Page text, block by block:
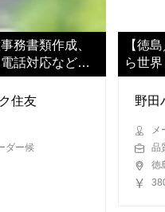
務書類作成、
話対応などを
住友
ダー候
【徳
ら世
ス」
野田
メ
品
徳